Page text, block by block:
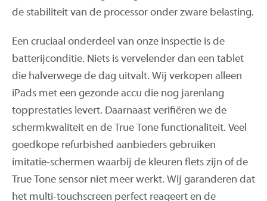
de stabiliteit van de processor onder zware belasting.
Een cruciaal onderdeel van onze inspectie is de
batterijconditie. Niets is vervelender dan een tablet
die halverwege de dag uitvalt. Wij verkopen alleen
iPads met een gezonde accu die nog jarenlang
topprestaties levert. Daarnaast verifiëren we de
schermkwaliteit en de True Tone functionaliteit. Veel
goedkope refurbished aanbieders gebruiken
imitatie-schermen waarbij de kleuren flets zijn of de
True Tone sensor niet meer werkt. Wij garanderen dat
het multi-touchscreen perfect reageert en de